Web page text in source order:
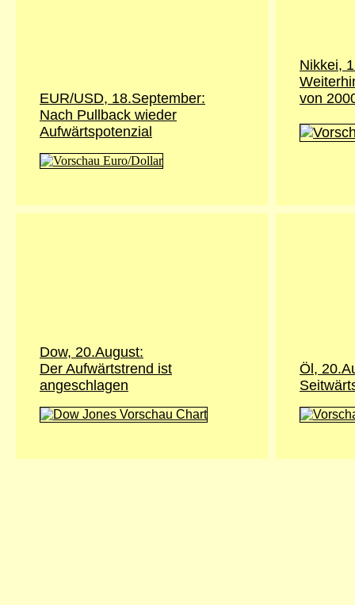
EUR/USD, 18.September:
Nach Pullback wieder
Aufwärtspotenzial
Nikkei,
von
Dow, 20.August:
Der Aufwärtstrend ist
angeschlagen
Öl,